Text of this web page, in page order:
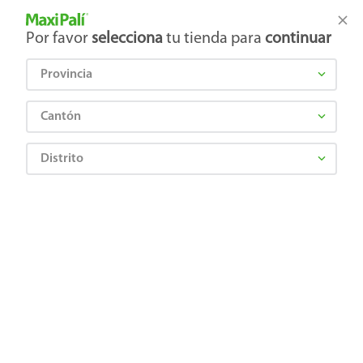
Tienda Maxi Palí
Por favor selecciona tu tienda para continuar
Provincia
Cantón
Distrito